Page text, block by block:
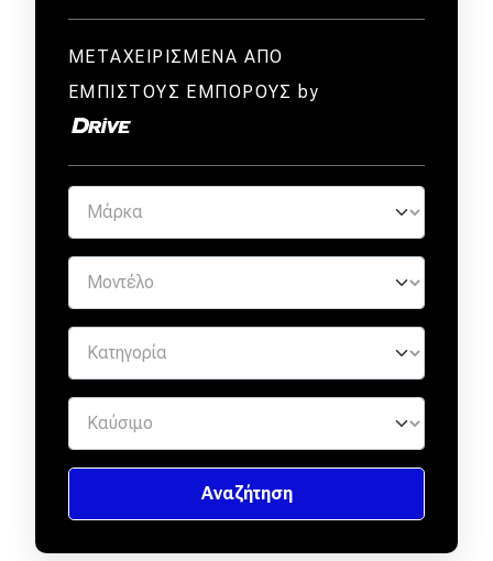
ΜΕΤΑΧΕΙΡΙΣΜΕΝΑ ΑΠΟ
ΕΜΠΙΣΤΟΥΣ ΕΜΠΟΡΟΥΣ by